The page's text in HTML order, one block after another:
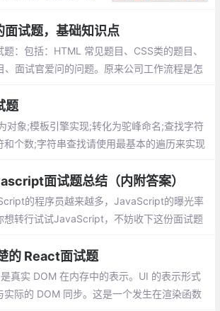
街、酷家乐、百分点和
试题汇总
试题，基础知识点
：包括：HTML 常见题目、CSS类的题目、
面试官爱问的问题。原来公司工作流程是怎
如何解决的？
题
对象;模板引擎实现;转化为驼峰命名;查找字符
和个数;字符串查找请使用最基本的遍历来实现
面试题总结（内附答案）
的程序员越来越多，JavaScript的曝光率
想转行试试JavaScript，不妨收下这份面试题
。
的 React面试题
真实 DOM 在内存中的表示。UI 的表示形式
实际的 DOM 同步。这是一个发生在渲染函数